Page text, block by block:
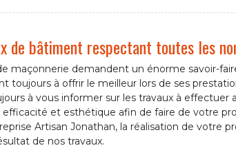
de bâtiment respectant toutes les
maçonnerie demandent un énorme savoir-
toujours à offrir le meilleur lors de ses
à vous informer sur les travaux à effectuer
efficacité et esthétique afin de faire de votre
Artisan Jonathan, la réalisation de votre
de nos travaux.